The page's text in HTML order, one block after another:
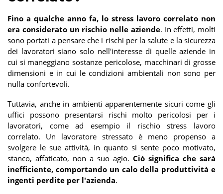
Fino a qualche anno fa, lo stress lavoro correlato non
era considerato un rischio nelle aziende. In effetti, molti
sono portati a pensare che i rischi per la salute e la sicurezza
dei lavoratori siano solo nell'interesse di quelle aziende in
cui si maneggiano sostanze pericolose, macchinari di grosse
dimensioni e in cui le condizioni ambientali non sono per
nulla confortevoli.
Tuttavia, anche in ambienti apparentemente sicuri come gli
uffici possono presentarsi rischi molto pericolosi per i
lavoratori, come ad esempio il rischio stress lavoro
correlato. Un lavoratore stressato è meno propenso a
svolgere le sue attività, in quanto si sente poco motivato,
stanco, affaticato, non a suo agio. Ciò significa che sarà
inefficiente, comportando un calo della produttività e
ingenti perdite per l'azienda.